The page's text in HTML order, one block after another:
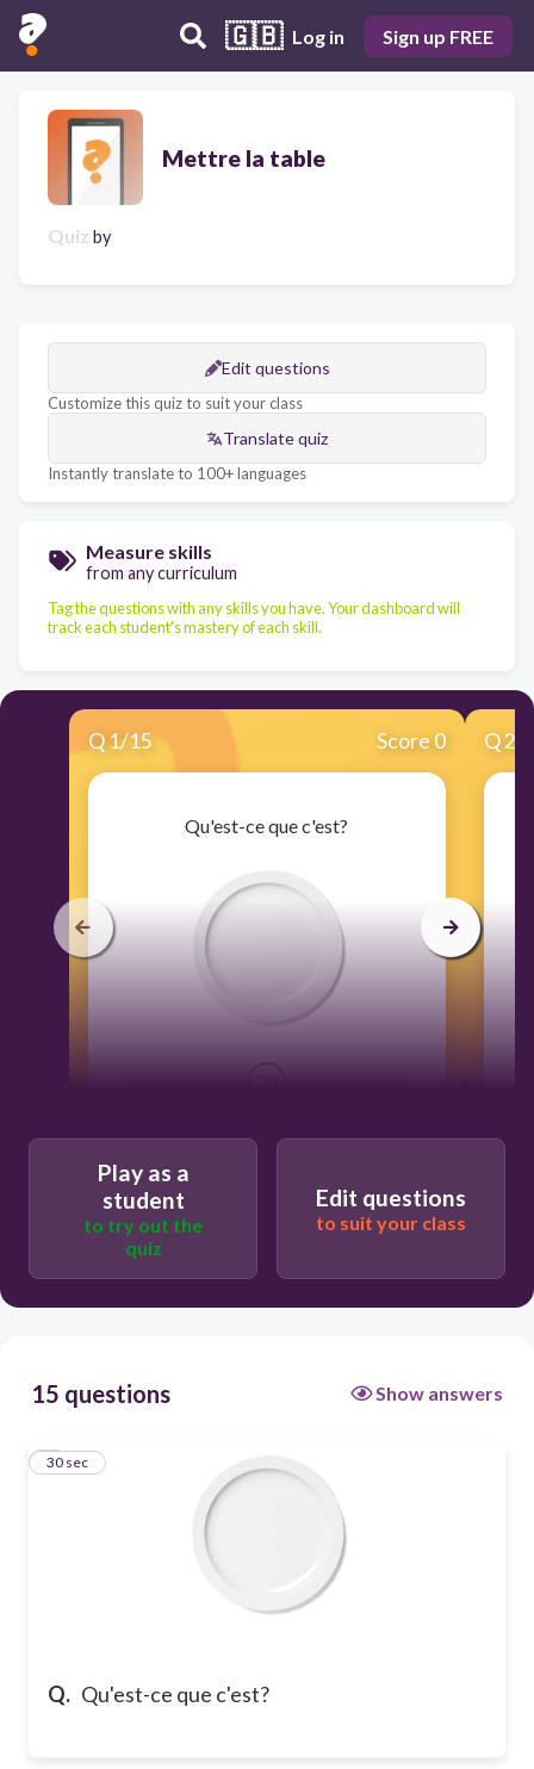
🇬🇧 Log in Sign up FREE
Mettre la table
Quiz by
Edit questions
Customize this quiz to suit your class
Translate quiz
Instantly translate to 100+ languages
Measure skills
from any curriculum
Tag the questions with any skills you have. Your dashboard will
track each student's mastery of each skill.
Q1/15 Score 0
Qu'est-ce que c'est?
Une fourchette
Une tasse
Q2
Play as a
student
to try out the
quiz
Edit questions
to suit your class
15 questions Show answers
Q. Qu'est-ce que c'est?
1
30 sec